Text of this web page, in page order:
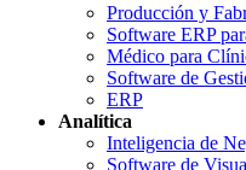
Producción y
Software ERP
Médico para
Software de
ERP
Analítica
Inteligencia de
Software de